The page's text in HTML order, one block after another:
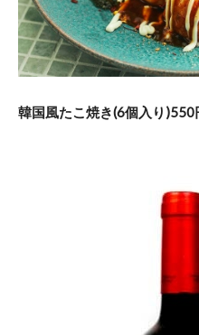
韓国風たこ焼き(6個入り)550